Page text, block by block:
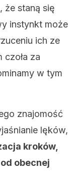
że staną się
instynkt może
ich ze
czoła za
w tym
znajomość
lęków,
kroków,
obecnej